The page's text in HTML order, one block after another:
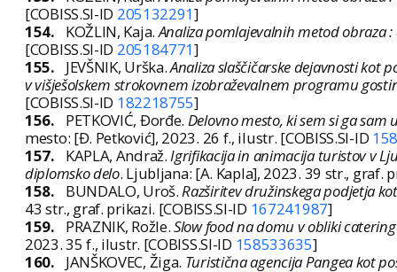
[COBISS.SI-ID 205132291]
154.
KOŽLIN, Kaja.Analiza pomlajevalnih metod obraza
[COBISS.SI-ID 205184771]
155.
JEVŠNIK, Urška.Analiza slaščičarske dejavnosti kot
v višješolskem strokovnem izobraževalnem programu
[COBISS.SI-ID 182218755]
156.
PETKOVIĆ, Đorđe. Delovno mesto, ki sem si ga
mesto: [Đ. Petković], 2023. 26 f., ilustr. [COBISS.SI-ID
157.
KAPLA, Andraž.Igrifikacija in animacija turistov v
diplomsko delo. Ljubljana: [A. Kapla], 2023. 39 str., graf.
158.
BUNDALO, Uroš.Razširitev družinskega podjetja
43 str., graf. prikazi. [COBISS.SI-ID 167241987]
159.
PRAZNIK, Rožle.Slow food na domu v obliki
2023. 35 f., ilustr. [COBISS.SI-ID 158533635]
160.
JANŠKOVEC, Žiga. Turistična agencija Pangea kot